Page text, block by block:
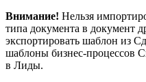
Внимание! Нельзя
типа документа в документ
экспортировать шаблон из
шаблоны бизнес-процессов
в Лиды.